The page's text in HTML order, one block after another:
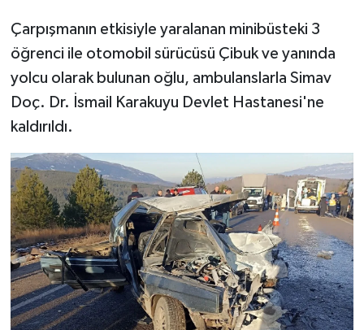
Çarpışmanın etkisiyle yaralanan minibüsteki 3
öğrenci ile otomobil sürücüsü Çibuk ve yanında
yolcu olarak bulunan oğlu, ambulanslarla Simav
Doç. Dr. İsmail Karakuyu Devlet Hastanesi'ne
kaldırıldı.